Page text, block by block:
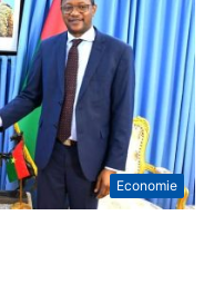
Economie